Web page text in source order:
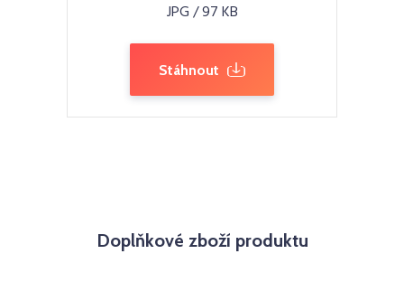
JPG / 97 KB
Stáhnout
Doplňkové zboží produktu